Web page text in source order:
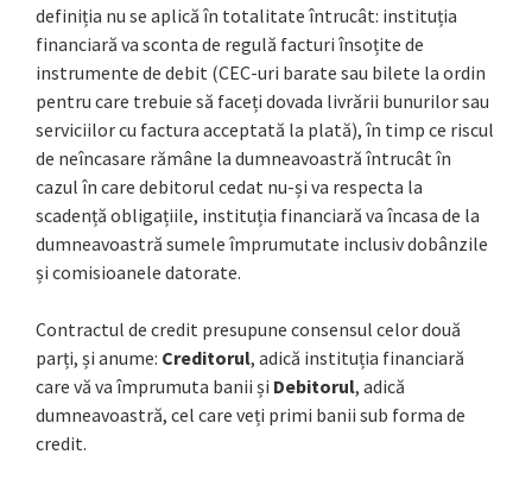
definiția nu se aplică în totalitate întrucât: instituția
financiară va sconta de regulă facturi însoțite de
instrumente de debit (CEC-uri barate sau bilete la ordin
pentru care trebuie să faceți dovada livrării bunurilor sau
serviciilor cu factura acceptată la plată), în timp ce riscul
de neîncasare rămâne la dumneavoastră întrucât în
cazul în care debitorul cedat nu-și va respecta la
scadență obligațiile, instituția financiară va încasa de la
dumneavoastră sumele împrumutate inclusiv dobânzile
și comisioanele datorate.
Contractul de credit presupune consensul celor două
parți, și anume: Creditorul, adică instituția financiară
care vă va împrumuta banii și Debitorul, adică
dumneavoastră, cel care veți primi banii sub forma de
credit.